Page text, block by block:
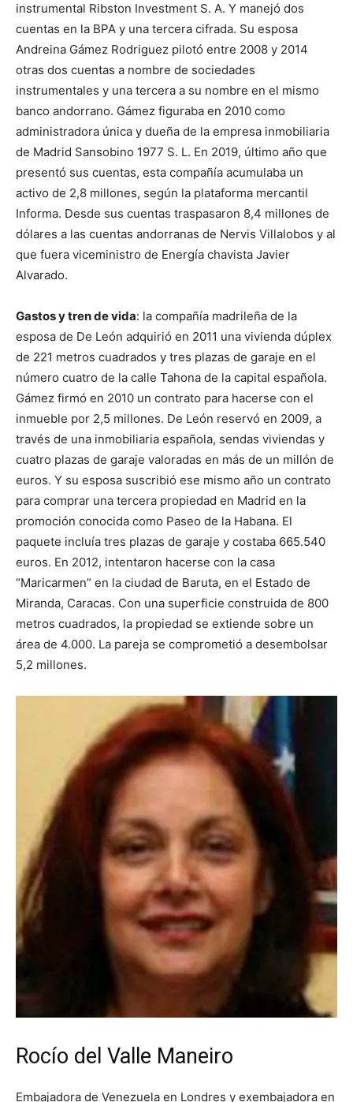
instrumental Ribston Investment S. A. Y manejó dos
cuentas en la BPA y una tercera cifrada. Su esposa
Andreina Gámez Rodriguez pilotó entre 2008 y 2014
otras dos cuentas a nombre de sociedades
instrumentales y una tercera a su nombre en el mismo
banco andorrano. Gámez figuraba en 2010 como
administradora única y dueña de la empresa inmobiliaria
de Madrid Sansobino 1977 S. L. En 2019, último año que
presentó sus cuentas, esta compañía acumulaba un
activo de 2,8 millones, según la plataforma mercantil
Informa. Desde sus cuentas traspasaron 8,4 millones de
dólares a las cuentas andorranas de Nervis Villalobos y al
que fuera viceministro de Energía chavista Javier
Alvarado.
Gastos y tren de vida: la compañía madrileña de la
esposa de De León adquirió en 2011 una vivienda dúplex
de 221 metros cuadrados y tres plazas de garaje en el
número cuatro de la calle Tahona de la capital española.
Gámez firmó en 2010 un contrato para hacerse con el
inmueble por 2,5 millones. De León reservó en 2009, a
través de una inmobiliaria española, sendas viviendas y
cuatro plazas de garaje valoradas en más de un millón de
euros. Y su esposa suscribió ese mismo año un contrato
para comprar una tercera propiedad en Madrid en la
promoción conocida como Paseo de la Habana. El
paquete incluía tres plazas de garaje y costaba 665.540
euros. En 2012, intentaron hacerse con la casa
“Maricarmen” en la ciudad de Baruta, en el Estado de
Miranda, Caracas. Con una superficie construida de 800
metros cuadrados, la propiedad se extiende sobre un
área de 4.000. La pareja se comprometió a desembolsar
5,2 millones.
Rocío del Valle Maneiro
Embajadora de Venezuela en Londres y exembajadora en